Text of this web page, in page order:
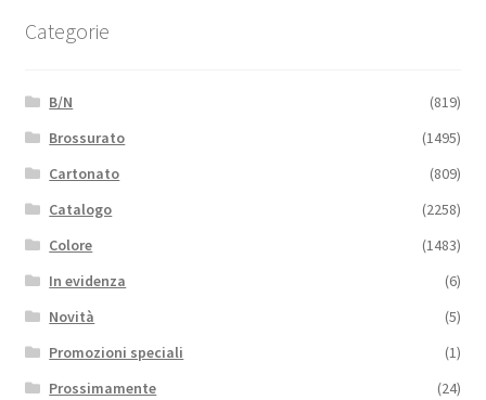
Categorie
B/N
(819)
Brossurato
(1495)
Cartonato
(809)
Catalogo
(2258)
Colore
(1483)
In evidenza
(6)
Novità
(5)
Promozioni speciali
(1)
Prossimamente
(24)